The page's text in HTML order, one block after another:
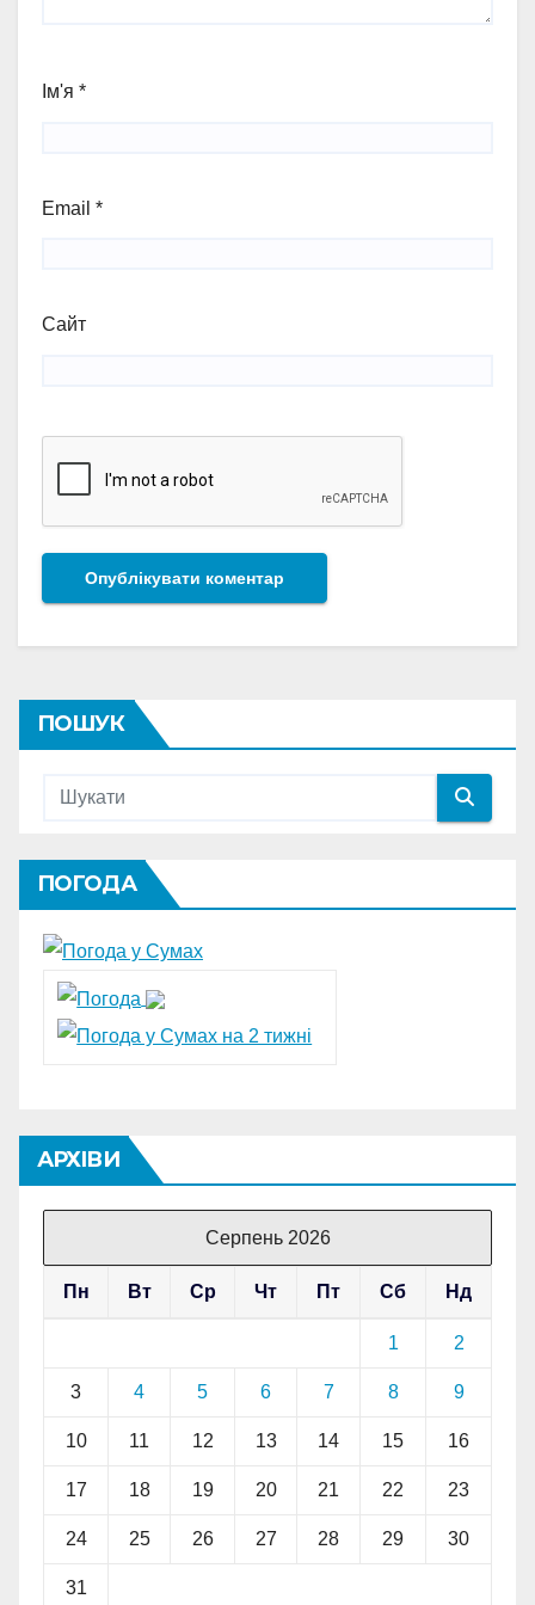
Ім'я *
Email *
Сайт
ПОШУК
ПОГОДА
АРХІВИ
Серпень 2026
Пн Вт Ср Чт Пт Сб Нд
1 2
3 4 5 6 7 8 9
10 11 12 13 14 15 16
17 18 19 20 21 22 23
24 25 26 27 28 29 30
31